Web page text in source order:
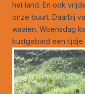
het land. En ook
onze buurt. Daarbij
waaien. Woensdag
kustgebied een tijdje